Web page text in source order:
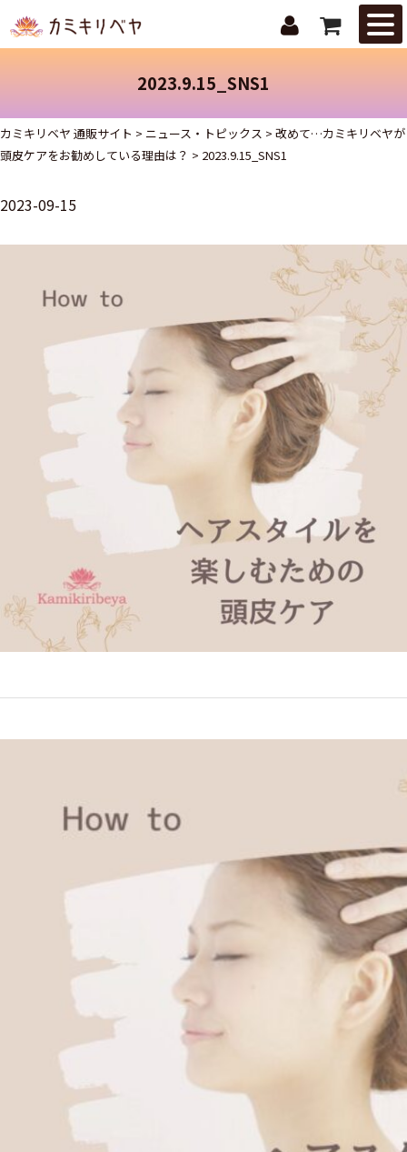
はじめての
トピックス
お問合せ
2023.9.15_SNS1
カミキリベヤ 通販サイト > ニュース・トピックス > 改めて…カミキリベヤが
頭皮ケアをお勧めしている理由は？ > 2023.9.15_SNS1
2023-09-15